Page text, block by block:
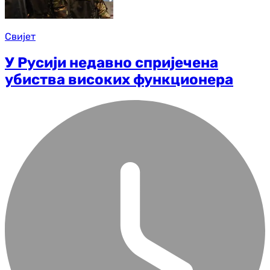
Свијет
У Русији недавно спријечена
убиства високих функционера